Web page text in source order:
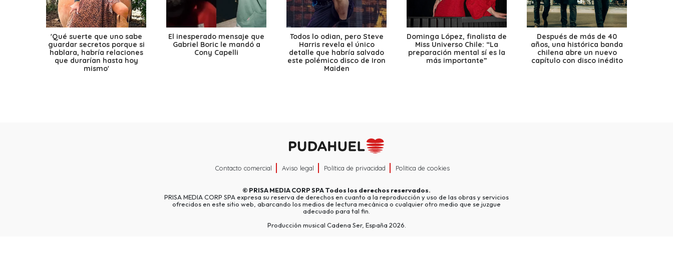
'Qué suerte que uno sabe
guardar secretos porque si
hablara, habría relaciones
que durarían hasta hoy
mismo'
El inesperado mensaje que
Gabriel Boric le mandó a
Cony Capelli
Todos lo odian, pero Steve
Harris revela el único
detalle que habría salvado
este polémico disco de Iron
Maiden
Dominga López, finalista de
Miss Universo Chile: “La
preparación mental sí es la
más importante”
Después de más de 40
años, una histórica banda
chilena abre un nuevo
capítulo con disco inédito
Contacto comercial Aviso legal Política de privacidad Política de cookies
© PRISA MEDIA CORP SPATodos los derechos reservados.
PRISA MEDIA CORP SPA expresa su reserva de derechos en cuanto a la reproducción y uso de las obras y servicios
ofrecidos en este sitio web, abarcando los medios de lectura mecánica o cualquier otro medio que se juzgue
adecuado para tal fin.
Producción musical Cadena Ser, España 2026.